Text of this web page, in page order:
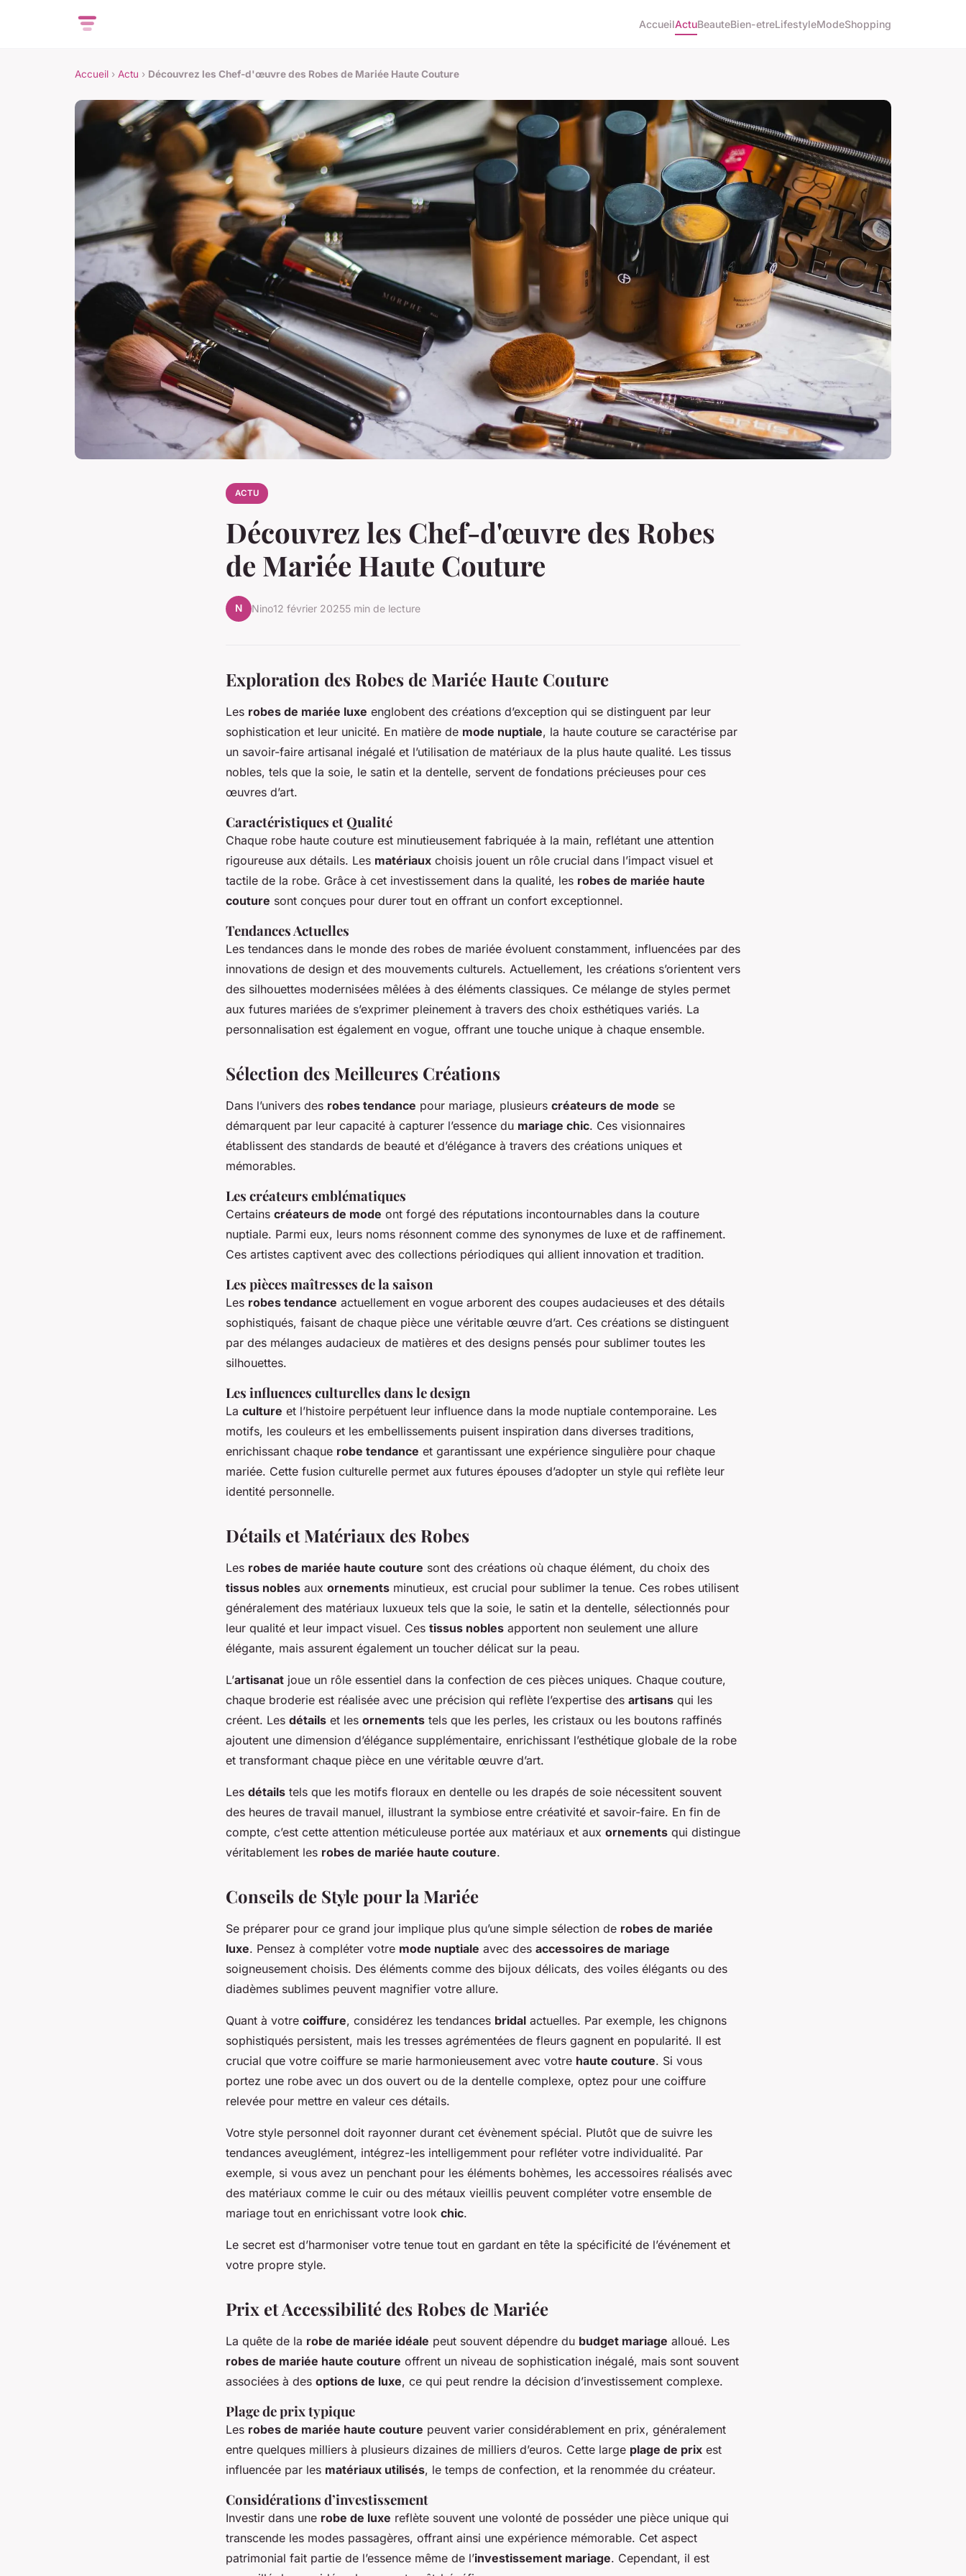
AccueilActuBeauteBien-etreLifestyleModeShopping
Accueil › Actu › Découvrez les Chef-d'œuvre des Robes de Mariée Haute Couture
ACTU
Découvrez les Chef-d'œuvre des Robes
de Mariée Haute Couture
N Nino12 février 20255 min de lecture
Exploration des Robes de Mariée Haute Couture
Les robes de mariée luxe englobent des créations d’exception qui se distinguent par leur
sophistication et leur unicité. En matière de mode nuptiale, la haute couture se caractérise par
un savoir-faire artisanal inégalé et l’utilisation de matériaux de la plus haute qualité. Les tissus
nobles, tels que la soie, le satin et la dentelle, servent de fondations précieuses pour ces
œuvres d’art.
Caractéristiques et Qualité
Chaque robe haute couture est minutieusement fabriquée à la main, reflétant une attention
rigoureuse aux détails. Les matériaux choisis jouent un rôle crucial dans l’impact visuel et
tactile de la robe. Grâce à cet investissement dans la qualité, les robes de mariée haute
couture sont conçues pour durer tout en offrant un confort exceptionnel.
Tendances Actuelles
Les tendances dans le monde des robes de mariée évoluent constamment, influencées par des
innovations de design et des mouvements culturels. Actuellement, les créations s’orientent vers
des silhouettes modernisées mêlées à des éléments classiques. Ce mélange de styles permet
aux futures mariées de s’exprimer pleinement à travers des choix esthétiques variés. La
personnalisation est également en vogue, offrant une touche unique à chaque ensemble.
Sélection des Meilleures Créations
Dans l’univers des robes tendance pour mariage, plusieurs créateurs de mode se
démarquent par leur capacité à capturer l’essence du mariage chic. Ces visionnaires
établissent des standards de beauté et d’élégance à travers des créations uniques et
mémorables.
Les créateurs emblématiques
Certains créateurs de mode ont forgé des réputations incontournables dans la couture
nuptiale. Parmi eux, leurs noms résonnent comme des synonymes de luxe et de raffinement.
Ces artistes captivent avec des collections périodiques qui allient innovation et tradition.
Les pièces maîtresses de la saison
Les robes tendance actuellement en vogue arborent des coupes audacieuses et des détails
sophistiqués, faisant de chaque pièce une véritable œuvre d’art. Ces créations se distinguent
par des mélanges audacieux de matières et des designs pensés pour sublimer toutes les
silhouettes.
Les influences culturelles dans le design
La culture et l’histoire perpétuent leur influence dans la mode nuptiale contemporaine. Les
motifs, les couleurs et les embellissements puisent inspiration dans diverses traditions,
enrichissant chaque robe tendance et garantissant une expérience singulière pour chaque
mariée. Cette fusion culturelle permet aux futures épouses d’adopter un style qui reflète leur
identité personnelle.
Détails et Matériaux des Robes
Les robes de mariée haute couture sont des créations où chaque élément, du choix des
tissus nobles aux ornements minutieux, est crucial pour sublimer la tenue. Ces robes utilisent
généralement des matériaux luxueux tels que la soie, le satin et la dentelle, sélectionnés pour
leur qualité et leur impact visuel. Ces tissus nobles apportent non seulement une allure
élégante, mais assurent également un toucher délicat sur la peau.
L’artisanat joue un rôle essentiel dans la confection de ces pièces uniques. Chaque couture,
chaque broderie est réalisée avec une précision qui reflète l’expertise des artisans qui les
créent. Les détails et les ornements tels que les perles, les cristaux ou les boutons raffinés
ajoutent une dimension d’élégance supplémentaire, enrichissant l’esthétique globale de la robe
et transformant chaque pièce en une véritable œuvre d’art.
Les détails tels que les motifs floraux en dentelle ou les drapés de soie nécessitent souvent
des heures de travail manuel, illustrant la symbiose entre créativité et savoir-faire. En fin de
compte, c’est cette attention méticuleuse portée aux matériaux et aux ornements qui distingue
véritablement les robes de mariée haute couture.
Conseils de Style pour la Mariée
Se préparer pour ce grand jour implique plus qu’une simple sélection de robes de mariée
luxe. Pensez à compléter votre mode nuptiale avec des accessoires de mariage
soigneusement choisis. Des éléments comme des bijoux délicats, des voiles élégants ou des
diadèmes sublimes peuvent magnifier votre allure.
Quant à votre coiffure, considérez les tendances bridal actuelles. Par exemple, les chignons
sophistiqués persistent, mais les tresses agrémentées de fleurs gagnent en popularité. Il est
crucial que votre coiffure se marie harmonieusement avec votre haute couture. Si vous
portez une robe avec un dos ouvert ou de la dentelle complexe, optez pour une coiffure
relevée pour mettre en valeur ces détails.
Votre style personnel doit rayonner durant cet évènement spécial. Plutôt que de suivre les
tendances aveuglément, intégrez-les intelligemment pour refléter votre individualité. Par
exemple, si vous avez un penchant pour les éléments bohèmes, les accessoires réalisés avec
des matériaux comme le cuir ou des métaux vieillis peuvent compléter votre ensemble de
mariage tout en enrichissant votre look chic.
Le secret est d’harmoniser votre tenue tout en gardant en tête la spécificité de l’événement et
votre propre style.
Prix et Accessibilité des Robes de Mariée
La quête de la robe de mariée idéale peut souvent dépendre du budget mariage alloué. Les
robes de mariée haute couture offrent un niveau de sophistication inégalé, mais sont souvent
associées à des options de luxe, ce qui peut rendre la décision d’investissement complexe.
Plage de prix typique
Les robes de mariée haute couture peuvent varier considérablement en prix, généralement
entre quelques milliers à plusieurs dizaines de milliers d’euros. Cette large plage de prix est
influencée par les matériaux utilisés, le temps de confection, et la renommée du créateur.
Considérations d’investissement
Investir dans une robe de luxe reflète souvent une volonté de posséder une pièce unique qui
transcende les modes passagères, offrant ainsi une expérience mémorable. Cet aspect
patrimonial fait partie de l’essence même de l’investissement mariage. Cependant, il est